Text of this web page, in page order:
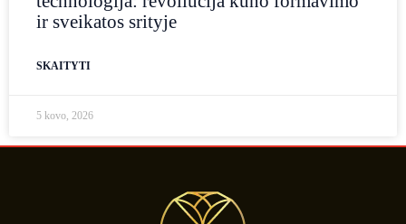
ir sveikatos srityje
SKAITYTI
5 kovo, 2026